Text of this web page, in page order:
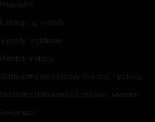
Přepravné
E shopping vyhody
Výhody registrace
Platební metody
Odstoupení od smlouvy (vrácení) – pokyny
Nahlaste odstoupení od smlouvy (vrácení)
Reklamace